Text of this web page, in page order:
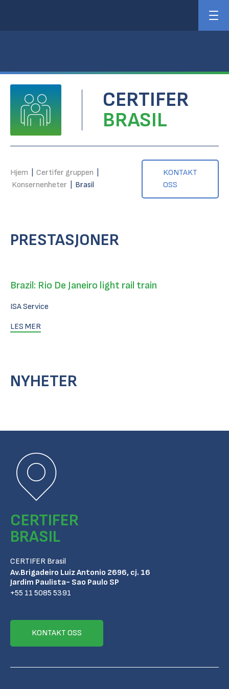
CERTIFER
BRASIL
Hjem Certifer gruppen
Konsernenheter
Brasil
KONTAKT
OSS
PRESTASJONER
Brazil: Rio De Janeiro light rail train
ISA Service
LES MER
NYHETER
CERTIFER
BRASIL
CERTIFER Brasil
Av.Brigadeiro Luiz Antonio 2696, cj. 16
Jardim Paulista- Sao Paulo SP
+55 11 5085 5391
KONTAKT OSS